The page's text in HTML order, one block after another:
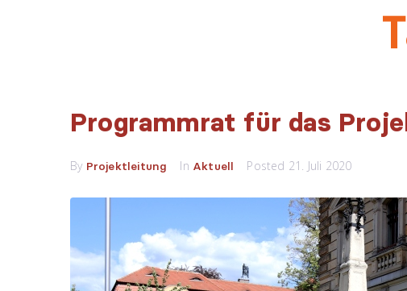
Programmrat für das
By Projektleitung In Aktuell Posted 21. Juli 2020